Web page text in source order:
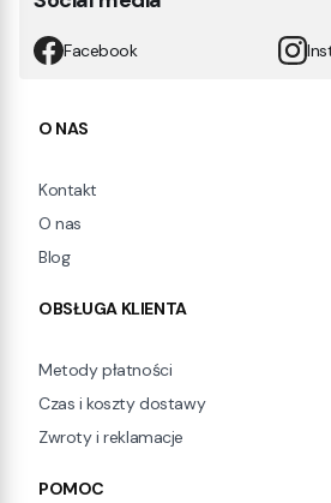
Facebook
Linki w stopce
O NAS
Kontakt
O nas
Blog
OBSŁUGA KLIENTA
Metody płatności
Czas i koszty dostawy
Zwroty i reklamacje
POMOC